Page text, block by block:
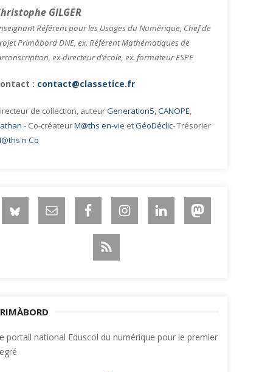
GILGER
Référent pour les Usages du Numérique, Chef de
Primàbord DNE, ex. Référent Mathématiques de
ex-directeur d’école, ex. formateur ESPE
: contact@classetice.fr
de collection, auteurGeneration5,CANOPE,
- Co-créateurM@ths en-vie etGéoDéclic- Trésorier
Co
portail national Eduscol du numérique pour le premier